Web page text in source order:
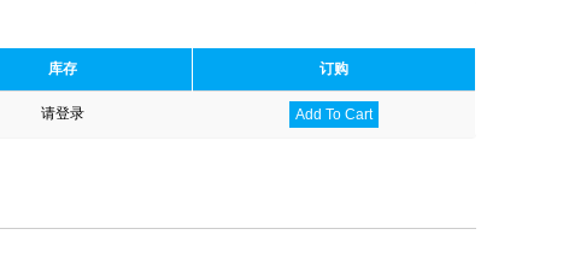
库存 订购
请登录 Add To Cart